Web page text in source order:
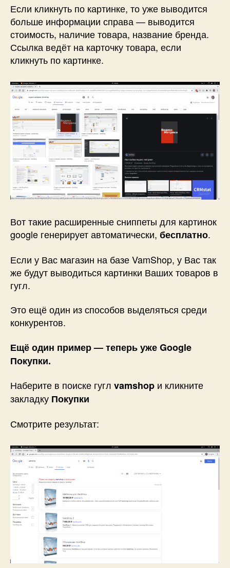
Если кликнуть по картинке, то уже выводится
больше информации справа — выводится
стоимость, наличие товара, название бренда.
Ссылка ведёт на карточку товара, если
кликнуть по картинке.
Вот такие расширенные сниппеты для картинок
google генерирует автоматически, бесплатно.
Если у Вас магазин на базе VamShop, у Вас так
же будут выводиться картинки Ваших товаров в
гугл.
Это ещё один из способов выделяться среди
конкурентов.
Ещё один пример — теперь уже Google
Покупки.
Наберите в поиске гугл vamshop и кликните
закладку Покупки
Смотрите результат: